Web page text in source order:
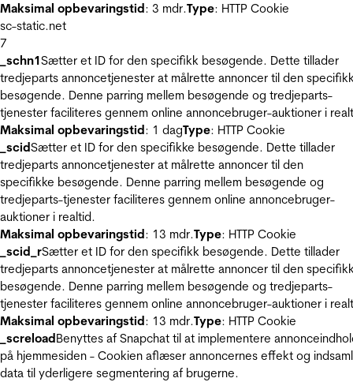
Maksimal opbevaringstid: 3 mdr.Type: HTTP Cookie
sc-static.net
7
_schn1Sætter et ID for den specifikk besøgende. Dette tillader
tredjeparts annoncetjenester at målrette annoncer til den
besøgende. Denne parring mellem besøgende og tredjeparts-
tjenester faciliteres gennem online annoncebruger-auktioner i
Maksimal opbevaringstid: 1 dagType: HTTP Cookie
_scidSætter et ID for den specifikke besøgende. Dette tillader
tredjeparts annoncetjenester at målrette annoncer til den
specifikke besøgende. Denne parring mellem besøgende og
tredjeparts-tjenester faciliteres gennem online annoncebruger-
auktioner i realtid.
Maksimal opbevaringstid: 13 mdr.Type: HTTP Cookie
_scid_rSætter et ID for den specifikk besøgende. Dette tillader
tredjeparts annoncetjenester at målrette annoncer til den
besøgende. Denne parring mellem besøgende og tredjeparts-
tjenester faciliteres gennem online annoncebruger-auktioner i
Maksimal opbevaringstid: 13 mdr.Type: HTTP Cookie
_screloadBenyttes af Snapchat til at implementere
på hjemmesiden - Cookien aflæser annoncernes effekt og
data til yderligere segmentering af brugerne.